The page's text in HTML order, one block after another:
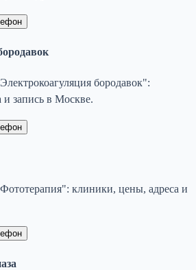
бородавок":
запись в Москве.
клиники, цены, адреса и